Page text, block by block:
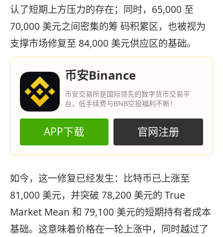
认了短期上方压力的存在；同时，65,000 至
70,000 美元之间密集的筹 码积累区，也被视为
支撑市场修复至 84,000 美元供应区的基础。
币安Binance
币安交易所是国际领先的数字货币交易平
台，低手续费与BNB空投福利不断！
APP下载 官网注册
如今，这一修复已经发生：比特币已上涨至
81,000 美元，并突破 78,200 美元的 True
Market Mean 和 79,100 美元的短期持有者成本
基础。这意味着价格在一轮上涨中，同时越过了